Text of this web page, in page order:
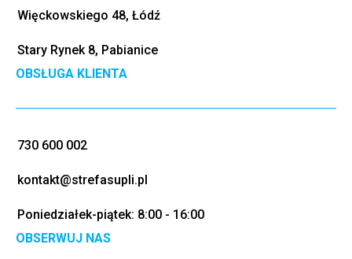
Więckowskiego 48, Łódź
Stary Rynek 8, Pabianice
OBSŁUGA KLIENTA
730 600 002
kontakt@strefasupli.pl
Poniedziałek-piątek: 8:00 - 16:00
OBSERWUJ NAS